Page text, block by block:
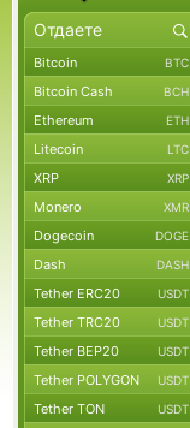
Bitcoin BTC
Bitcoin Cash BCH
Ethereum ETH
Litecoin LTC
XRP XRP
Monero XMR
Dogecoin DOGE
Dash DASH
Tether ERC20 USDT
Tether TRC20 USDT
Tether BEP20 USDT
Tether POLYGON USDT
Tether TON USDT